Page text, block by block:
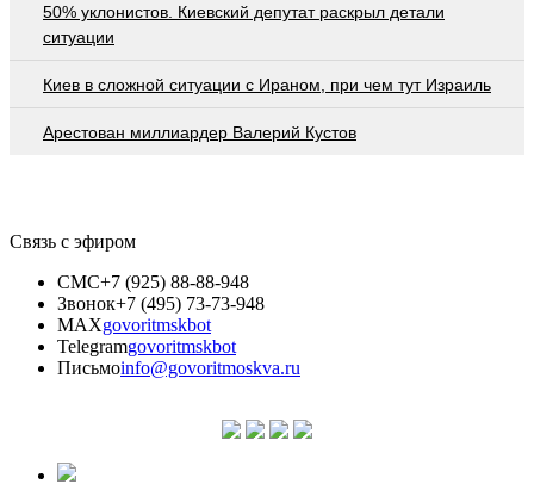
50% уклонистов. Киевский депутат раскрыл детали
ситуации
Киев в сложной ситуации с Ираном, при чем тут Израиль
Арестован миллиардер Валерий Кустов
Связь с эфиром
СМС+7 (925) 88-88-948
Звонок+7 (495) 73-73-948
MAXgovoritmskbot
Telegramgovoritmskbot
Письмоinfo@govoritmoskva.ru